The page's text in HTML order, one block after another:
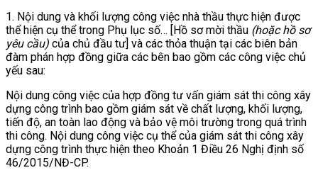
1. Nội dung và khối lượng công việc nhà thầu thực hiện được
thể hiện cụ thể trong Phụ lục số… [Hồ sơ mời thầu (hoặc hồ sơ
yêu cầu) của chủ đầu tư] và các thỏa thuận tại các biên bản
đàm phán hợp đồng giữa các bên bao gồm các công việc chủ
yếu sau:
Nội dung công việc của hợp đồng tư vấn giám sát thi công xây
dựng công trình bao gồm giám sát về chất lượng, khối lượng,
tiến độ, an toàn lao động và bảo vệ môi trường trong quá trình
thi công. Nội dung công việc cụ thể của giám sát thi công xây
dựng công trình thực hiện theo Khoản 1 Điều 26 Nghị định số
46/2015/NĐ-CP.